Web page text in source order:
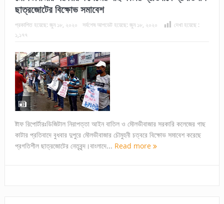
ছাত্রজোটের বিক্ষোভ সমাবেশ
প্রকাশিত হয়েছে: জুন ১৮, ২০২০ সর্বশেষ আপডেট হয়েছে: জুন ১৮, ২০২০
দেখা হয়েছে :
১,১৭৭
ষ্টাফ রিপোর্টারঃডিজিটাল নিরাপত্তা আইন বাতিল ও মৌলভীবাজার সরকারি কলেজের গাছ
কাটার প্রতিবাদে বুধবার দুপুরে মৌলভীবাজার চৌমুহনী চত্বরে বিক্ষোভ সমাবেশ করেছে
প্রগতিশীল ছাত্রজোটের নেতৃবৃন্দ।বাংলাদে... Read more